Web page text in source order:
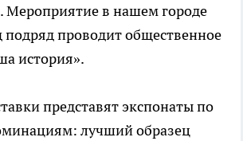
Мероприятие в нашем городе
подряд проводит общественное
история».
представят экспонаты по
лучший образец